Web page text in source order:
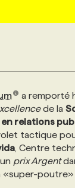
DE
DISTINCTIONS
DURABLE
PUBLICITÉ
AVEC NOUS
LA
ENTREPRISE
AVEC NOUS
OFFRES
CANDIDAT
AVEC NOUS
EN
DE
CHASSE DE
a remporté
de la
relations
tactique
, Centre
prix Argent
«super-poutre»